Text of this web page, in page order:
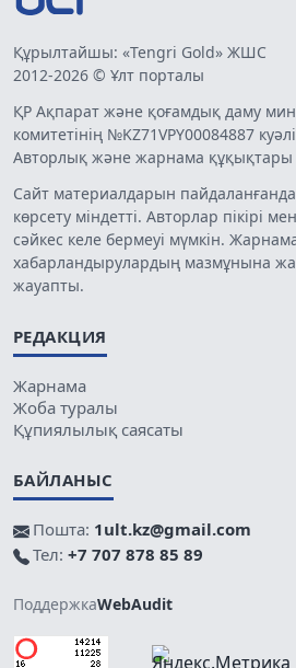
Құрылтайшы: «Tengri Gold» ЖШС
2012-2026 © Ұлт порталы
ҚР Ақпарат және қоғамдық даму
комитетінің №KZ71VPY00084887
Авторлық және жарнама құқықтары
Сайт материалдарын пайдаланғанда
көрсету міндетті. Авторлар пікірі
сәйкес келе бермеуі мүмкін.
хабарландырулардың мазмұнына
жауапты.
РЕДАКЦИЯ
Жарнама
Жоба туралы
Құпиялылық саясаты
БАЙЛАНЫС
Пошта: 1ult.kz@gmail.com
Тел: +7 707 878 85 89
ПоддержкаWebAudit